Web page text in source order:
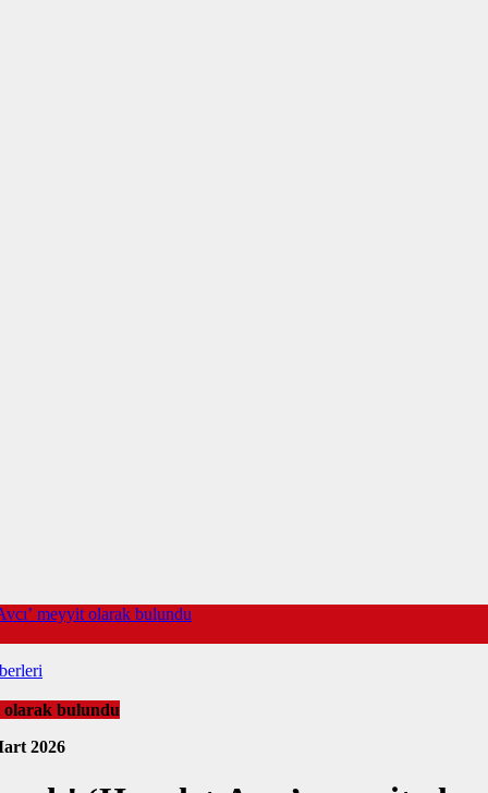
meyyit olarak bulundu
olarak bulundu
2026